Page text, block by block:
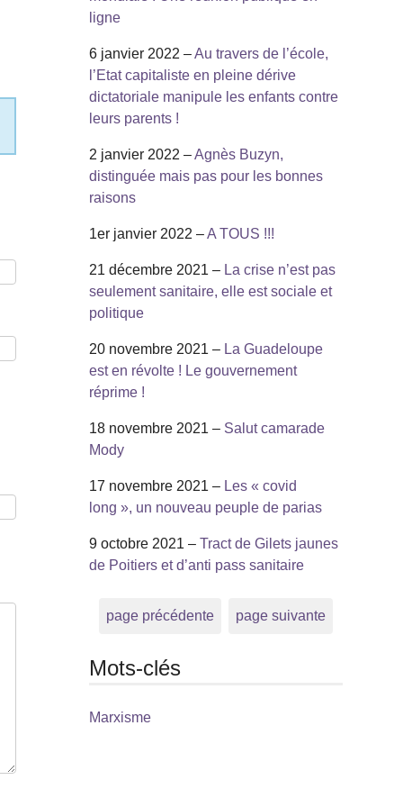
ligne
6 janvier 2022 –Au travers de l’école,
l’Etat capitaliste en pleine dérive
dictatoriale manipule les enfants contre
leurs parents !
2 janvier 2022 –Agnès Buzyn,
distinguée mais pas pour les bonnes
raisons
1er janvier 2022 –A TOUS !!!
21 décembre 2021 – La crise n’est pas
seulement sanitaire, elle est sociale et
politique
20 novembre 2021 – La Guadeloupe
est en révolte ! Le gouvernement
réprime !
18 novembre 2021 – Salut camarade
Mody
17 novembre 2021 – Les « covid
long », un nouveau peuple de parias
9 octobre 2021 – Tract de Gilets jaunes
de Poitiers et d’anti pass sanitaire
page précédente page suivante
Mots-clés
Marxisme